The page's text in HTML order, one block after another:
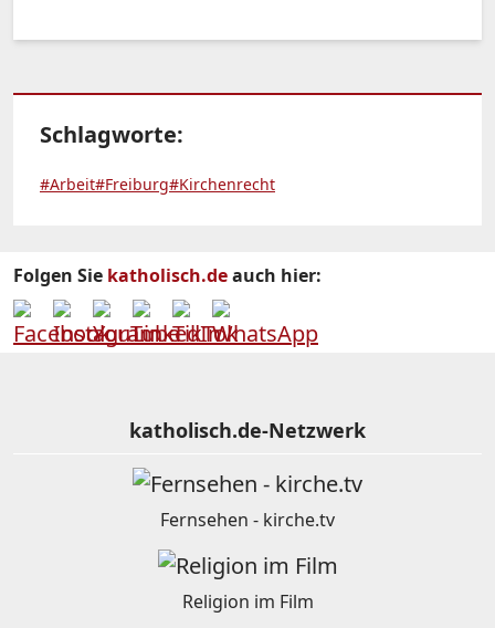
Schlagworte:
#Arbeit#Freiburg#Kirchenrecht
Folgen Sie katholisch.deauch hier:
katholisch.de-Netzwerk
Fernsehen - kirche.tv
Religion im Film